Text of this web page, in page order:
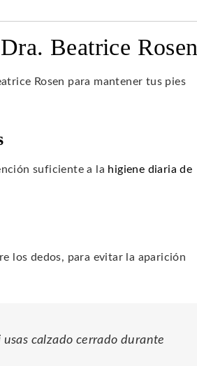
Beatrice Rosen
Rosen para mantener tus pies
suficiente a la higiene diaria de
los dedos, para evitar la aparición
calzado cerrado durante